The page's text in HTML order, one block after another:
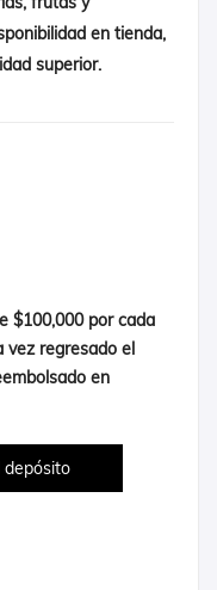
en tienda,
superior.
$100,000 por cada
vez regresado el
en